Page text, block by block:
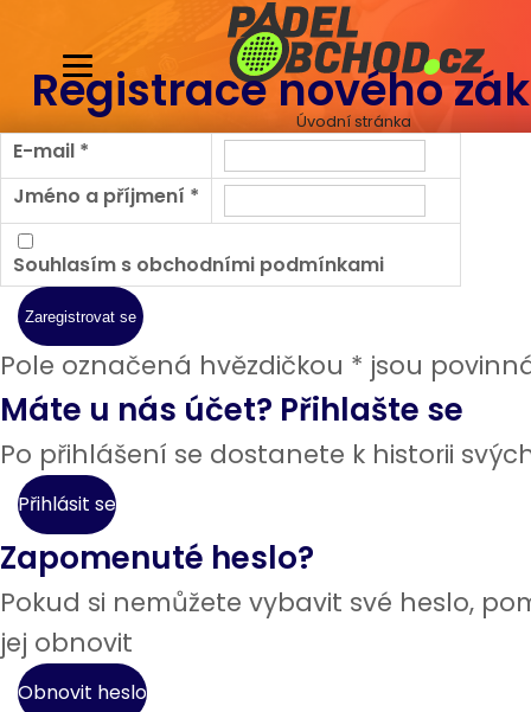
Registrace nového
Úvodní stránka
E-mail *
Jméno a příjmení *
Souhlasím s obchodními podmínkami
Pole označená hvězdičkou * jsou
Máte u nás účet? Přihlašte se
Po přihlášení se dostanete k historii
Přihlásit se
Zapomenuté heslo?
Pokud si nemůžete vybavit své heslo,
jej obnovit
Obnovit heslo